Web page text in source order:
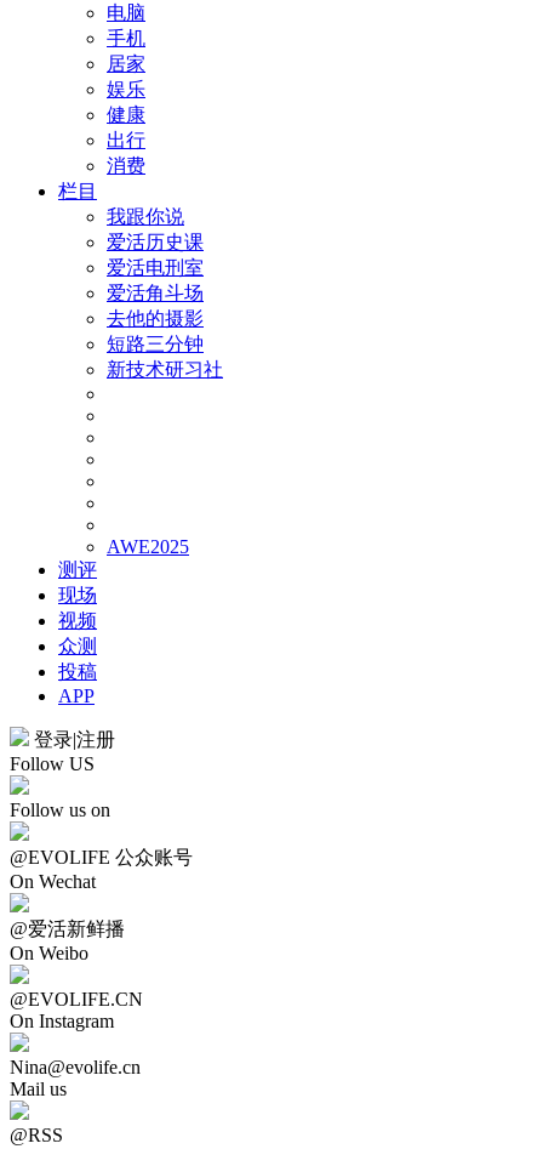
电脑
手机
居家
娱乐
健康
出行
消费
栏目
我跟你说
爱活历史课
爱活电刑室
爱活角斗场
去他的摄影
短路三分钟
新技术研习社
AWE2025
测评
现场
视频
众测
投稿
APP
登录|注册
Follow US
Follow us on
@EVOLIFE 公众账号
On Wechat
@爱活新鲜播
On Weibo
@EVOLIFE.CN
On Instagram
Nina@evolife.cn
Mail us
@RSS